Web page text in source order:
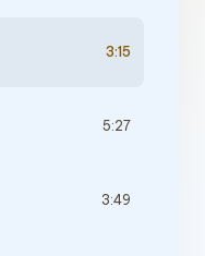
3:15
5:27
3:49